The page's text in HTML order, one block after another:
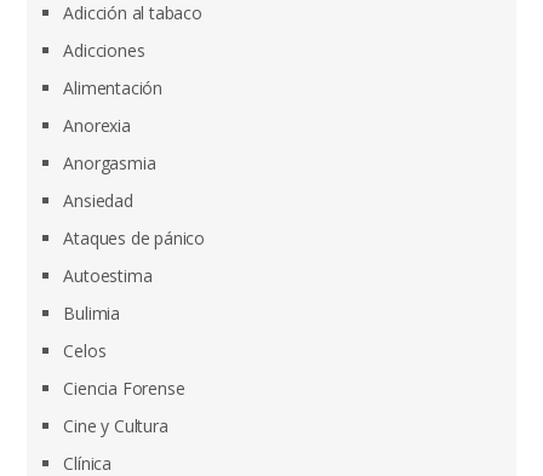
Adicción al tabaco
Adicciones
Alimentación
Anorexia
Anorgasmia
Ansiedad
Ataques de pánico
Autoestima
Bulimia
Celos
Ciencia Forense
Cine y Cultura
Clínica